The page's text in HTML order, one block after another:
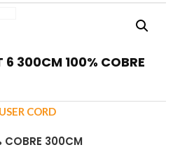
6 300CM 100% COBRE
CORD
COBRE 300CM